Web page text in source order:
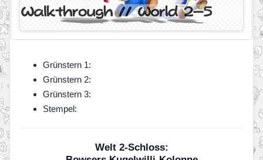
Grünstern 1:
Grünstern 2:
Grünstern 3:
Stempel:
Welt 2-Schloss: